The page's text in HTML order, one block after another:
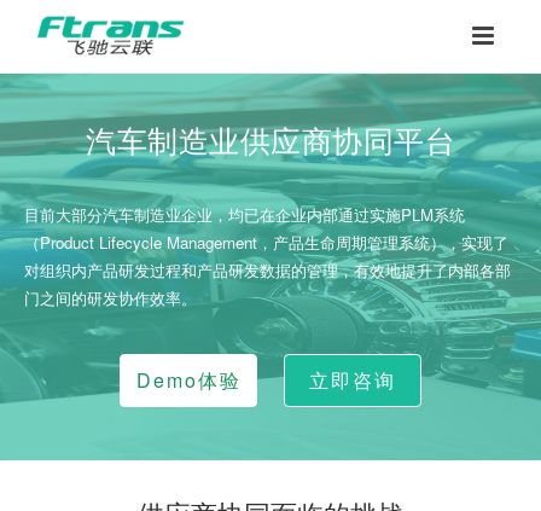
汽车制造业供应商协同平台
目前大部分汽车制造业企业，均已在企业内部通过实施PLM系统
（Product Lifecycle Management，产品生命周期管理系统），实现了
对组织内产品研发过程和产品研发数据的管理，有效地提升了内部各部
门之间的研发协作效率。
Demo体验 立即咨询